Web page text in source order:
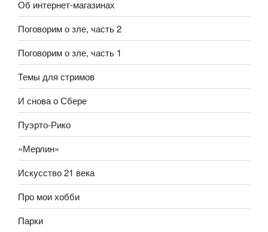
Об интернет-магазинах
Поговорим о зле, часть 2
Поговорим о зле, часть 1
Темы для стримов
И снова о Сбере
Пуэрто-Рико
«Мерлин»
Искусство 21 века
Про мои хобби
Парки